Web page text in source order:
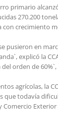
primario
270.200
con crecimiento
pusieron en
explicó la
orden de
agrícolas, la
todavía